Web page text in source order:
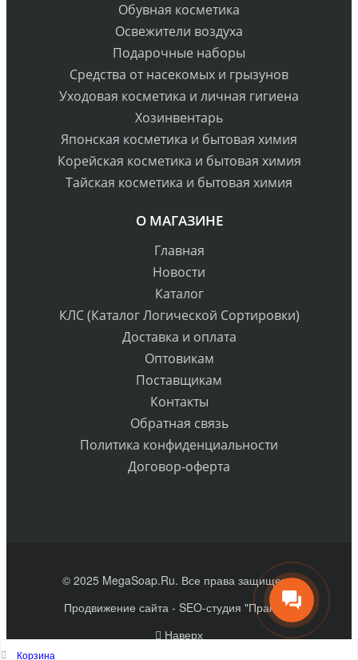
Обувная косметика
Освежители воздуха
Подарочные наборы
Средства от насекомых и грызунов
Уходовая косметика и личная гигиена
Хозинвентарь
Японская косметика и бытовая химия
Корейская косметика и бытовая химия
Тайская косметика и бытовая химия
О МАГАЗИНЕ
Главная
Новости
Каталог
КЛС (Каталог Логической Сортировки)
Доставка и оплата
Оптовикам
Поставщикам
Контакты
Обратная связь
Политика конфиденциальности
Договор-оферта
© 2025 MegaSoap.Ru. Все права защищены
Продвижение сайта - SEO-студия "Практик"
Наверх
Корзина